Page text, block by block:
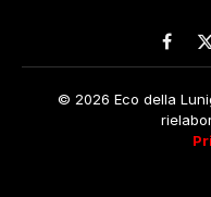
© 2026 Eco della